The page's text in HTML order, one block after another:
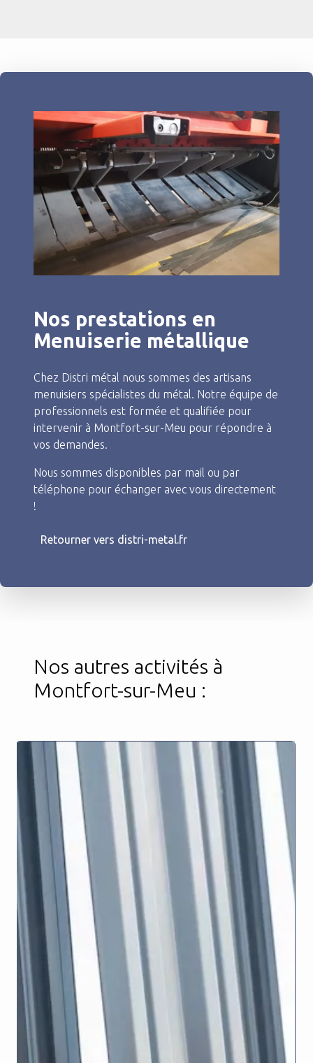
Nos prestations en
Menuiserie métallique
Chez Distri métal nous sommes des artisans
menuisiers spécialistes du métal. Notre équipe de
professionnels est formée et qualifiée pour
intervenir à Montfort-sur-Meu pour répondre à
vos demandes.
Nous sommes disponibles par mail ou par
téléphone pour échanger avec vous directement
!
Retourner vers distri-metal.fr
Nos autres activités à
Montfort-sur-Meu :